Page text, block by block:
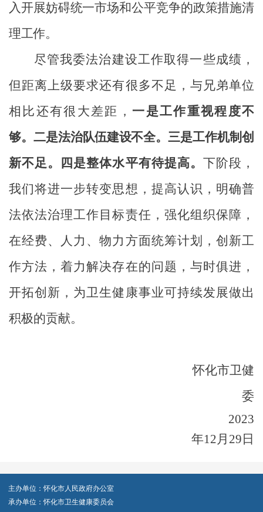
入开展妨碍统一市场和公平竞争的政策措施清
理工作。
尽管我委法治建设工作取得一些成绩，
但距离上级要求还有很多不足，与兄弟单位
相比还有很大差距， 一是工作重视程度不
够。二是法治队伍建设不全。 三是工作机制创
新不足。
四是整体水平有待提高。 下阶段，
我们将进一步转变思想， 提高认识 ，明确普
法依法治理工作目标责任， 强化组织保障 ，
在经费、人力、物力方面统筹计划，创新工
作方法 ，着力解决存在的问题，与时俱进，
开拓创新，为卫生健康事业可持续发展做出
积极的贡献。
怀化市卫健
委
2023
年12月29日
主办单位：怀化市人民政府办公室
承办单位：怀化市卫生健康委员会